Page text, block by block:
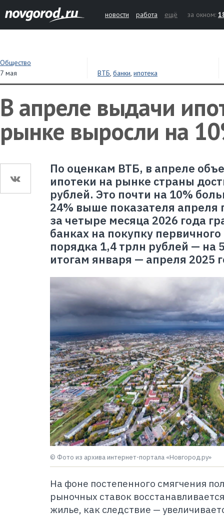
новости работа ещё за окном:
Общество
7 мая
ВТБ, банки, ипотека
В апреле выдачи
рынке выросли на
По оценкам ВТБ, в апреле
ипотеки на рынке страны
рублей. Это почти на 10%
24% выше показателя апреля
за четыре месяца 2026 года
банках на покупку
порядка 1,4 трлн рублей — на
итогам января — апреля 2025
© Фото из архива интернет-портала «Новгород.ру»
На фоне постепенного смягчения
рыночных ставок
жилье, как следствие —